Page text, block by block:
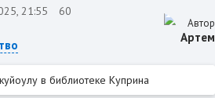
21:55
60
Автор
Артем